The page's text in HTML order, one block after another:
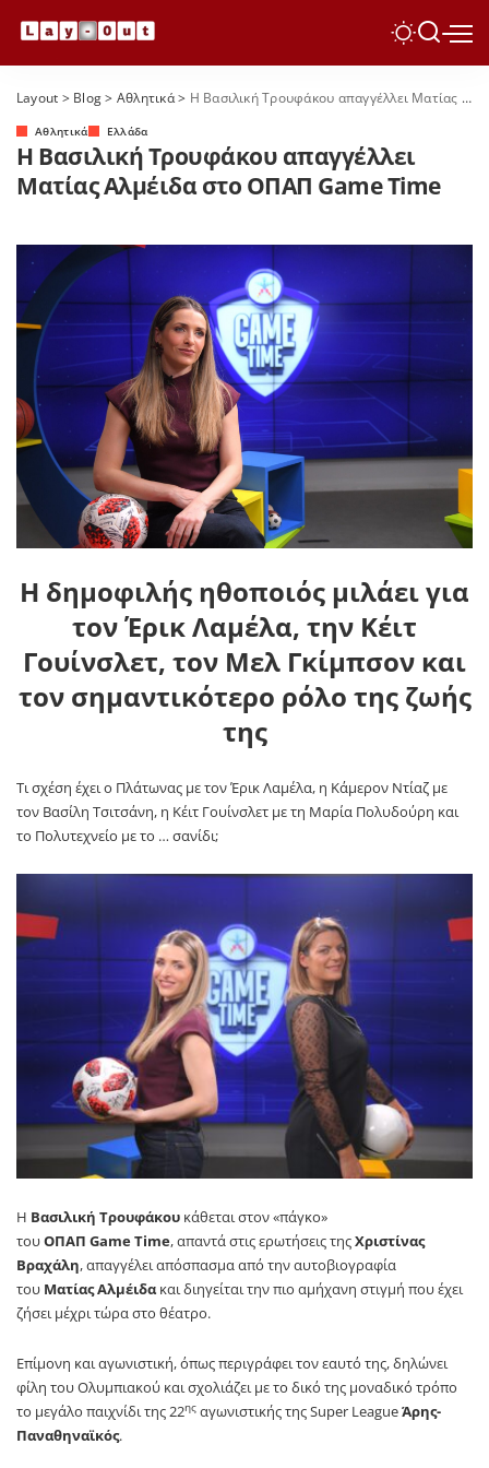
Layout > Blog> Αθλητικά> Η Βασιλική Τρουφάκου απαγγέλλει Ματίας Αλμέιδα στο ΟΠΑΠ Game Time
Αθλητικά Ελλάδα
Η Βασιλική Τρουφάκου απαγγέλλει
Ματίας Αλμέιδα στο ΟΠΑΠ Game Time
Η δημοφιλής ηθοποιός μιλάει για
τον Έρικ Λαμέλα, την Κέιτ
Γουίνσλετ, τον Μελ Γκίμπσον και
τον σημαντικότερο ρόλο της ζωής
της
Τι σχέση έχει ο Πλάτωνας με τον Έρικ Λαμέλα, η Κάμερον Ντίαζ με
τον Βασίλη Τσιτσάνη, η Κέιτ Γουίνσλετ με τη Μαρία Πολυδούρη και
το Πολυτεχνείο με το … σανίδι;
Η Βασιλική Τρουφάκου κάθεται στον «πάγκο»
τουΟΠΑΠ GameTime, απαντά στις ερωτήσεις τηςΧριστίνας
Βραχάλη, απαγγέλει απόσπασμα από την αυτοβιογραφία
του Ματίας Αλμέιδα και διηγείται την πιο αμήχανη στιγμή που έχει
ζήσει μέχρι τώρα στο θέατρο.
Επίμονη και αγωνιστική, όπως περιγράφει τον εαυτό της, δηλώνει
φίλη του Ολυμπιακού και σχολιάζει με το δικό της μοναδικό τρόπο
το μεγάλο παιχνίδι της 22ης αγωνιστικής τηςSuper LeagueΆρης-
Παναθηναϊκός.